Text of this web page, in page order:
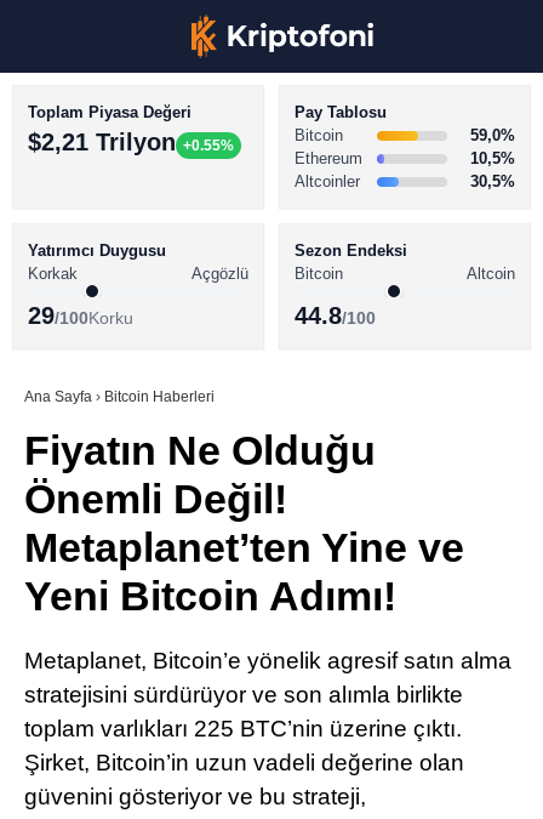
Youtube
BİTCOİN HABERLERİ
ALTCOİN HABERLERİ
SÖZLÜK
Toplam Piyasa Değeri
$2,21 Trilyon +0.55%
Pay Tablosu
Bitcoin
59,0%
Ethereum
10,5%
Altcoinler
30,5%
Yatırımcı Duygusu
Korkak
Açgözlü
29/100Korku
Sezon Endeksi
Bitcoin
Altcoin
44.8/100
Ana Sayfa › Bitcoin Haberleri
Fiyatın Ne Olduğu
Önemli Değil!
Metaplanet’ten Yine ve
Yeni Bitcoin Adımı!
Metaplanet, Bitcoin’e yönelik agresif satın alma
stratejisini sürdürüyor ve son alımla birlikte
toplam varlıkları 225 BTC’nin üzerine çıktı.
Şirket, Bitcoin’in uzun vadeli değerine olan
güvenini gösteriyor ve bu strateji,